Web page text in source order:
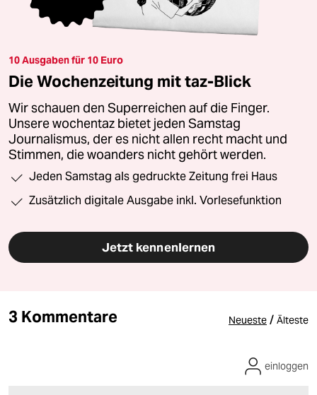
10 Ausgaben für 10 Euro
Die Wochenzeitung mit taz-Blick
Wir schauen den Superreichen auf die Finger.
Unsere wochentaz bietet jeden Samstag
Journalismus, der es nicht allen recht macht und
Stimmen, die woanders nicht gehört werden.
Jeden Samstag als gedruckte Zeitung frei Haus
Zusätzlich digitale Ausgabe inkl. Vorlesefunktion
Jetzt kennenlernen
3 Kommentare Neueste / Älteste
einloggen